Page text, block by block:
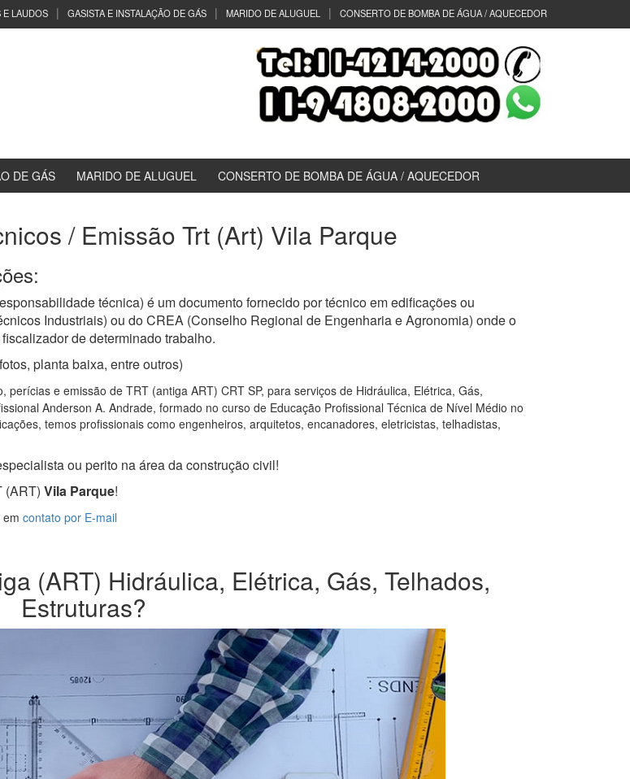
E LAUDOS GASISTA E INSTALAÇÃO DE GÁS MARIDO DE ALUGUEL CONSERTO DE BOMBA DE ÁGUA / AQUECEDOR
DE GÁS MARIDO DE ALUGUEL CONSERTO DE BOMBA DE ÁGUA / AQUECEDOR
/ Emissão Trt (Art) Vila Parque
técnica) é um documento fornecido por técnico em edificações ou
Industriais) ou do CREA (Conselho Regional de Engenharia e Agronomia) onde o
de determinado trabalho.
planta baixa, entre outros)
perícias e emissão de TRT (antiga ART) CRT SP, para serviços de Hidráulica, Elétrica, Gás,
Anderson A. Andrade, formado no curso de Educação Profissional Técnica de Nível Médio no
temos profissionais como engenheiros, arquitetos, encanadores, eletricistas, telhadistas,
ou perito na área da construção civil!
(ART) Vila Parque!
contato por E-mail
(ART) Hidráulica, Elétrica, Gás, Telhados,
Estruturas?